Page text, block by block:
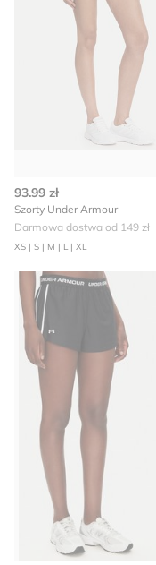
93.99 zł
Szorty Under Armour
Darmowa dostwa od 149 zł
XS | S | M | L | XL
Szorty Under Armour